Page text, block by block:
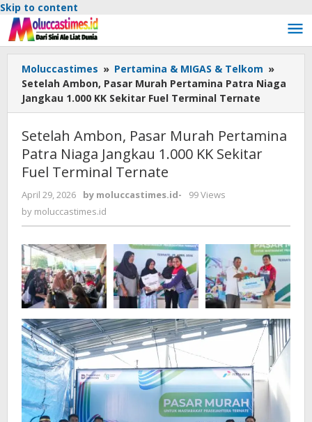
Skip to content
Moluccastimes » Pertamina & MIGAS & Telkom »
Setelah Ambon, Pasar Murah Pertamina Patra Niaga
Jangkau 1.000 KK Sekitar Fuel Terminal Ternate
Setelah Ambon, Pasar Murah Pertamina
Patra Niaga Jangkau 1.000 KK Sekitar
Fuel Terminal Ternate
April 29, 2026 by moluccastimes.id-
99 Views
by moluccastimes.id